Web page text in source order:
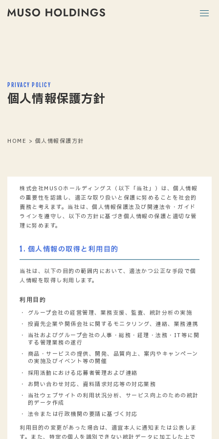
PRIVACY POLICY
個人情報保護方針
HOME > 個人情報保護方針
株式会社MUSOホールディングス（以下「当社」）は、個人情報
の重要性を認識し、適正な取り扱いと保護に努めることを社会的
責務と考えます。当社は、個人情報保護法及び関連法令・ガイド
ラインを遵守し、以下の方針に基づき個人情報の保護と適切な管
理に努めます。
1. 個人情報の取得と利用目的
当社は、以下の目的の範囲内において、適法かつ公正な手段で個
人情報を取得し利用します。
利用目的
グループ会社の経営管理、業務支援、監査、統計分析の実施
投資先企業や関係会社に関するモニタリング、連絡、業務連携
当社およびグループ会社の人事・総務・経理・法務・IT等に関
する管理業務の遂行
商品・サービスの提供、開発、品質向上、案内やキャンペーン
の実施及びイベント等の開催
採用活動における応募者管理および連絡
お問い合わせ対応、資料請求対応等の対応業務
当社ウェブサイトの利用状況分析、サービス向上のための統計
的データ作成
法令または行政機関の要請に基づく対応
利用目的の変更があった場合は、適宜本人に通知または公表しま